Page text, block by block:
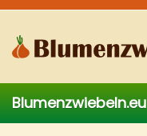
Skip
main
content
Blumenzwiebeln.eu